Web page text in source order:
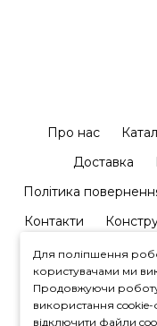
Про нас
Доставка
Політика
Контакти
Для поліпшення
користувачами ми
Продовжуючи
використання
відключити файли